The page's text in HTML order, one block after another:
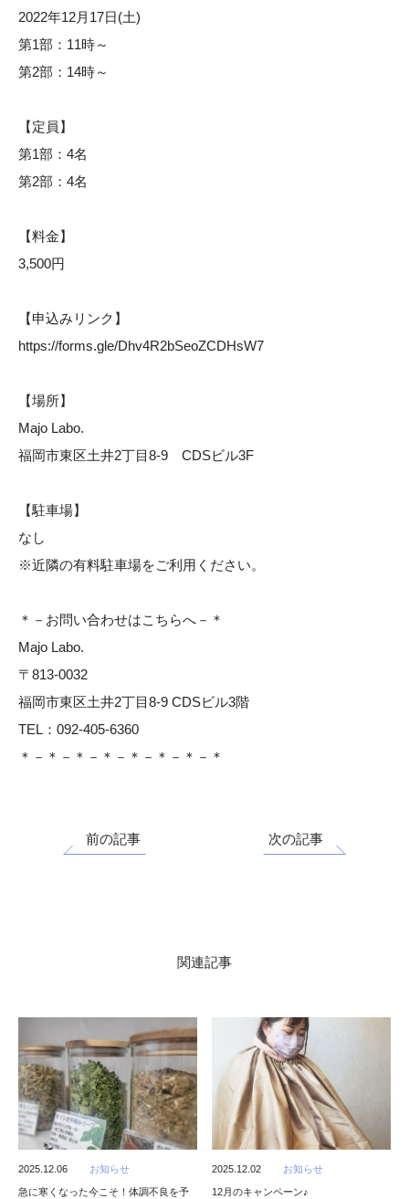
2022年12月17日(土)
第1部：11時～
第2部：14時～
【定員】
第1部：4名
第2部：4名
【料金】
3,500円
【申込みリンク】
https://forms.gle/Dhv4R2bSeoZCDHsW7
【場所】
Majo Labo.
福岡市東区土井2丁目8-9 CDSビル3F
【駐車場】
なし
※近隣の有料駐車場をご利用ください。
＊－お問い合わせはこちらへ－＊
Majo Labo.
〒813-0032
福岡市東区土井2丁目8-9 CDSビル3階
TEL：092-405-6360
＊－＊－＊－＊－＊－＊－＊－＊
前の記事 次の記事
関連記事
2025.12.06 お知らせ
急に寒くなった今こそ！体調不良を予
2025.12.02 お知らせ
12月のキャンペーン♪